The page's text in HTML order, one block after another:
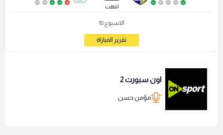
انتهت
الاسبوع 18
تقرير المباراة
اون سبورت 2
مؤمن حسن